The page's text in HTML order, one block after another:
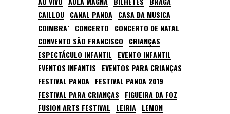
CAILLOU CANAL PANDA CASA DA MUSICA
COIMBRA´ CONCERTO
CONCERTO DE NATAL
CONVENTO SÃO FRANCISCO
CRIANÇAS
ESPECTÁCULO INFANTIL
EVENTO INFANTIL
EVENTOS INFANTIS
EVENTOS PARA CRIANÇAS
FESTIVAL PANDA FESTIVAL PANDA 2019
FESTIVAL PARA CRIANÇAS
FIGUEIRA DA FOZ
FUSION ARTS FESTIVAL
LEIRIA LEMON